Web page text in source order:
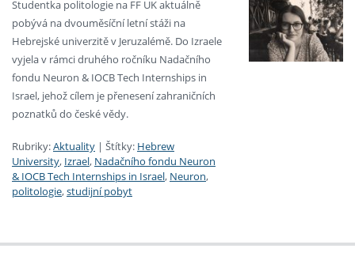
Studentka politologie na FF UK aktuálně
pobývá na dvouměsíční letní stáži na
Hebrejské univerzitě v Jeruzalémě. Do Izraele
vyjela v rámci druhého ročníku Nadačního
fondu Neuron & IOCB Tech Internships in
Israel, jehož cílem je přenesení zahraničních
poznatků do české vědy.
Rubriky:Aktuality | Štítky: Hebrew
University, Izrael, Nadačního fondu Neuron
& IOCB Tech Internships in Israel, Neuron,
politologie,studijní pobyt